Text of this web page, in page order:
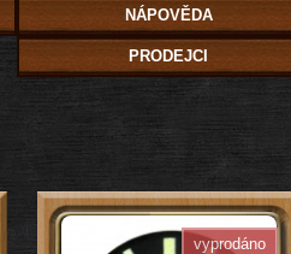
vyprodáno
NÁPOVĚDA
PRODEJCI